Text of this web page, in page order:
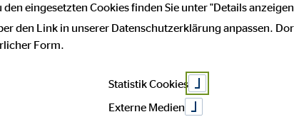
AG
eingesetzten Cookies finden Sie unter "Details
den Link in unserer Datenschutzerklärung anpassen.
Form.
Statistik Cookies
Externe Medien